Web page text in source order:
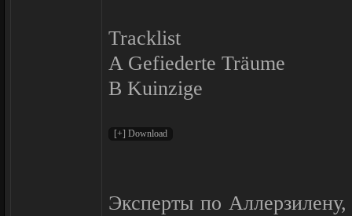
Tracklist
A Gefiederte Träume
B Kuinzige
Эксперты по